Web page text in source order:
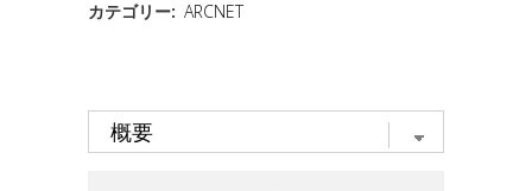
カテゴリー: ARCNET